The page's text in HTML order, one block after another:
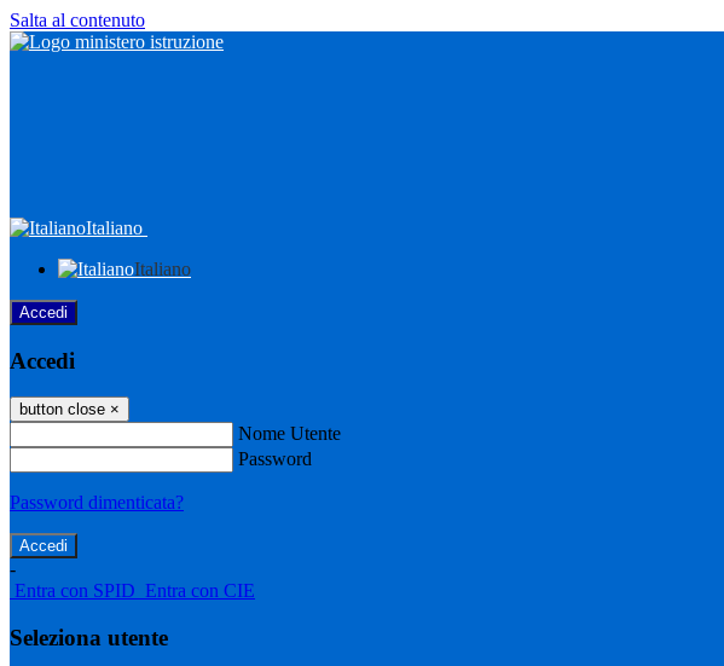
Salta al contenuto
Italiano
Italiano
Accedi
Accedi
button close ×
Nome Utente
Password
Password dimenticata?
-
Entra con SPID Entra con CIE
Seleziona utente